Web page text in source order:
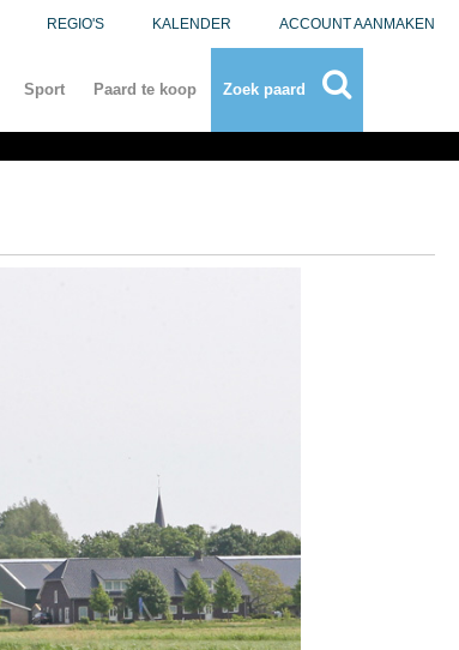
REGIO'S KALENDER ACCOUNT AANMAKEN
Sport Paard te koop Zoek paard